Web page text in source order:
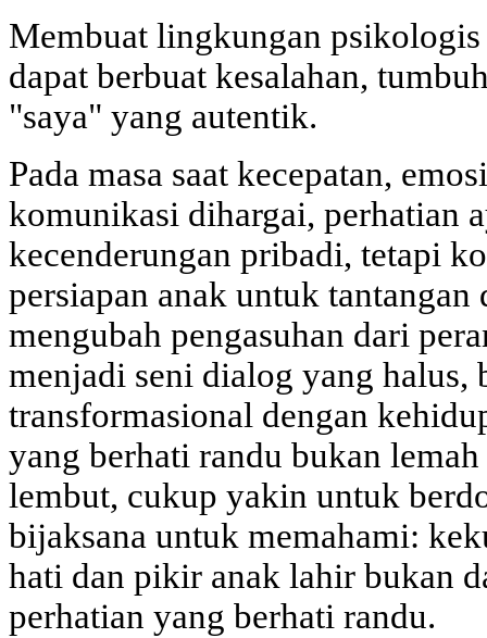
Membuat lingkungan
dapat berbuat kesalahan,
"saya" yang autentik.
Pada masa saat kecepatan,
komunikasi dihargai, perhatian
kecenderungan pribadi, tetapi
persiapan anak untuk
mengubah pengasuhan dari
menjadi seni dialog yang halus,
transformasional dengan
yang berhati randu bukan
lembut, cukup yakin untuk
bijaksana untuk memahami:
hati dan pikir anak lahir bukan
perhatian yang berhati randu.